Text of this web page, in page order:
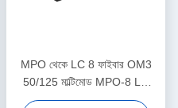
MPO থেকে LC 8 ফাইবার OM3
50/125 মাল্টিমোড MPO-8 LC
ফাইবার অপটিক প্যাচ কর্ড ব্রেকআউট